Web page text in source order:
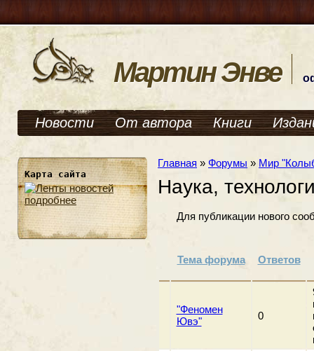
Мартин Энве
Новости От автора Книги
Карта сайта
подробнее
Главная » Форумы » Мир
Наука,
Для публикации нового
Тема форума Ответов
"Феномен
Ювэ"
0